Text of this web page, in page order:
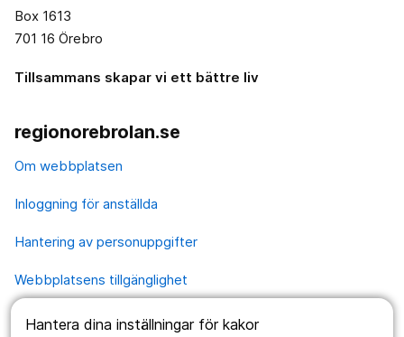
Hantera dina inställningar för kakor
Box 1613
701 16 Örebro
Tillsammans skapar vi ett bättre liv
regionorebrolan.se
Om webbplatsen
Inloggning för anställda
Hantering av personuppgifter
Webbplatsens tillgänglighet